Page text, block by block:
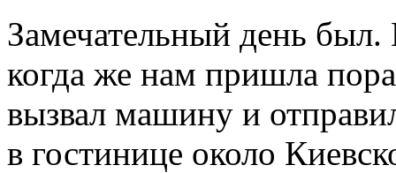
Замечательный день
когда же нам пришла
вызвал машину и
в гостинице около